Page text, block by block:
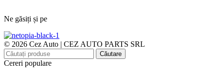
Ne găsiți și pe
© 2026 Cez Auto | CEZ AUTO PARTS SRL
Căutare
Cereri populare